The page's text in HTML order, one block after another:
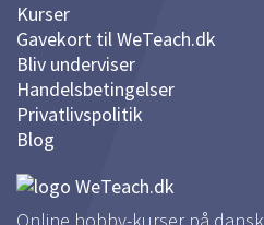
Kurser
Gavekort til WeTeach.dk
Bliv underviser
Handelsbetingelser
Privatlivspolitik
Blog